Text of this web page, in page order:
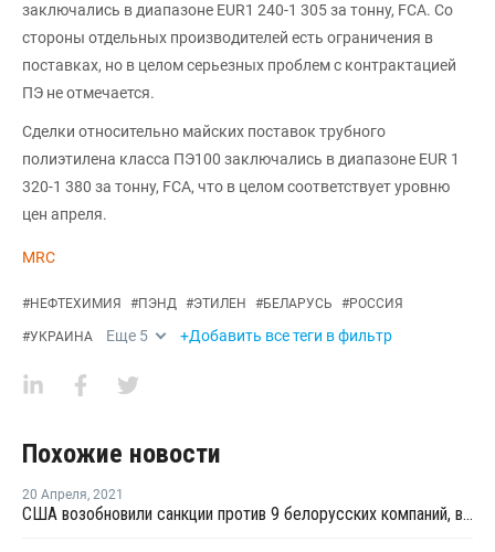
заключались в диапазоне EUR1 240-1 305 за тонну, FCA. Со
стороны отдельных производителей есть ограничения в
поставках, но в целом серьезных проблем с контрактацией
ПЭ не отмечается.
Сделки относительно майских поставок трубного
полиэтилена класса ПЭ100 заключались в диапазоне EUR 1
320-1 380 за тонну, FCA, что в целом соответствует уровню
цен апреля.
MRC
#НЕФТЕХИМИЯ #ПЭНД #ЭТИЛЕН #БЕЛАРУСЬ #РОССИЯ
#УКРАИНА Еще 5 +Добавить все теги в фильтр
Похожие новости
20 Апреля, 2021
США возобновили санкции против 9 белорусских компаний, включая Нафтан и Белнефтехим